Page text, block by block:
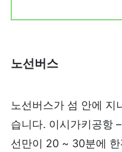
노선버스
노선버스가 섬 안에 지
습니다. 이시가키공항
선만이 20 ~ 30분에